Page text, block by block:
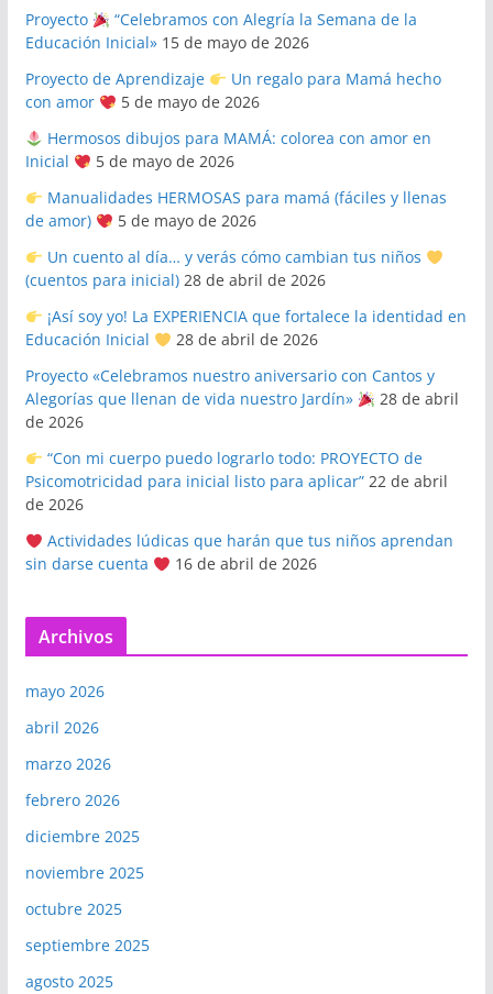
Proyecto
“Celebramos con Alegría la Semana de la
Educación Inicial» 15 de mayo de 2026
Proyecto de Aprendizaje
Un regalo para Mamá hecho
con amor
5 de mayo de 2026
Hermosos dibujos para MAMÁ: colorea con amor en
Inicial
5 de mayo de 2026
Manualidades HERMOSAS para mamá (fáciles y llenas
de amor)
5 de mayo de 2026
Un cuento al día… y verás cómo cambian tus niños
(cuentos para inicial) 28 de abril de 2026
¡Así soy yo! La EXPERIENCIA que fortalece la identidad en
Educación Inicial
28 de abril de 2026
Proyecto «Celebramos nuestro aniversario con Cantos y
Alegorías que llenan de vida nuestro Jardín»
28 de abril
de 2026
“Con mi cuerpo puedo lograrlo todo: PROYECTO de
Psicomotricidad para inicial listo para aplicar” 22 de abril
de 2026
Actividades lúdicas que harán que tus niños aprendan
sin darse cuenta
16 de abril de 2026
Archivos
mayo 2026
abril 2026
marzo 2026
febrero 2026
diciembre 2025
noviembre 2025
octubre 2025
septiembre 2025
agosto 2025